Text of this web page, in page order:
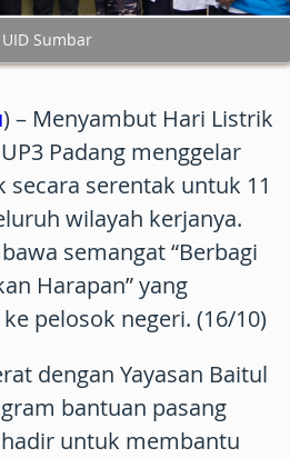
Sumbar
) – Menyambut Hari Listrik
Padang menggelar
serentak untuk 11
wilayah kerjanya.
semangat “Berbagi
Harapan” yang
pelosok negeri. (16/10)
dengan Yayasan Baitul
bantuan pasang
untuk membantu